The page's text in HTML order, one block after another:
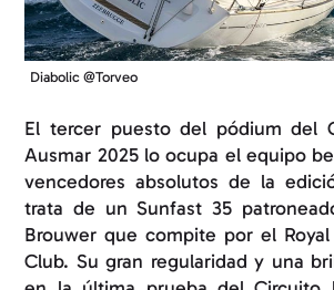
Diabolic @Torveo
El tercer puesto del pódium del
Ausmar 2025 lo ocupa el equipo
vencedores absolutos de la
trata de un Sunfast 35
Brouwer que compite por el
Club. Su gran regularidad y una